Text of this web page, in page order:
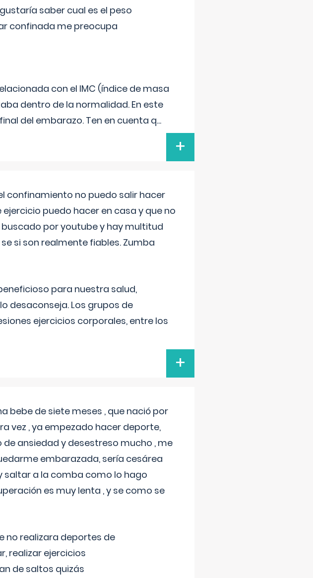
saber cual es el peso
confinada me preocupa
con el IMC (índice de masa
dentro de la normalidad. En este
del embarazo. Ten en cuenta q...
+
confinamiento no puedo salir hacer
puedo hacer en casa y que no
por youtube y hay multitud
si son realmente fiables. Zumba
para nuestra salud,
desaconseja. Los grupos de
ejercicios corporales, entre los
+
bebe de siete meses , que nació por
vez , ya empezado hacer deporte,
ansiedad y desestreso mucho , me
embarazada, sería cesárea
saltar a la comba como lo hago
es muy lenta , y se como se
no realizara deportes de
realizar ejercicios
de saltos quizás